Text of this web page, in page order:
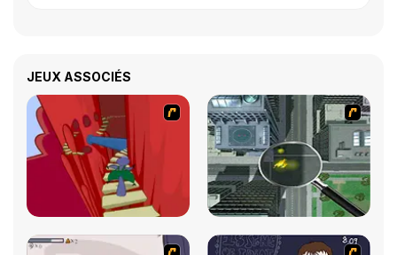
JEUX ASSOCIÉS